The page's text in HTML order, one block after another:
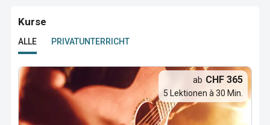
Kurse
ALLE PRIVATUNTERRICHT
ab CHF 365
5 Lektionen à 30 Min.